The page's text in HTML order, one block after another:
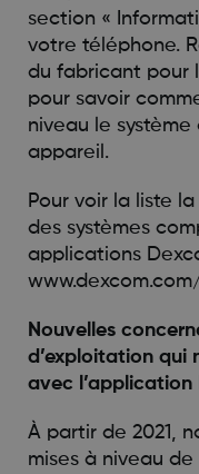
section «
votre téléphone.
du fabricant pour
pour savoir
niveau le
appareil.
Pour voir la liste
des systèmes
applications
Nouvelles
d’exploitation qui
avec l’application
À partir de 2021,
mises à niveau